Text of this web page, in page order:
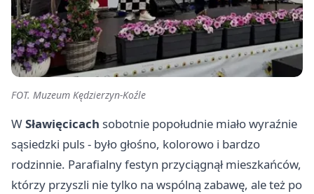
FOT. Muzeum Kędzierzyn-Koźle
WSławięcicach sobotnie popołudnie miało wyraźnie
sąsiedzki puls - było głośno, kolorowo i bardzo
rodzinnie. Paraﬁalny festyn przyciągnął mieszkańców,
którzy przyszli nie tylko na wspólną zabawę, ale też po